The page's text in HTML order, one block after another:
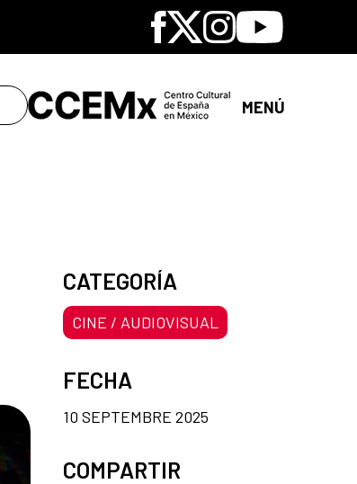
Facebook
X Instagram
Youtube
MENÚ
CATEGORÍA
CINE / AUDIOVISUAL
FECHA
10 SEPTEMBRE 2025
COMPARTIR